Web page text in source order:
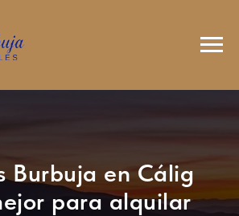
Burbuja en Cálig
para alquilar